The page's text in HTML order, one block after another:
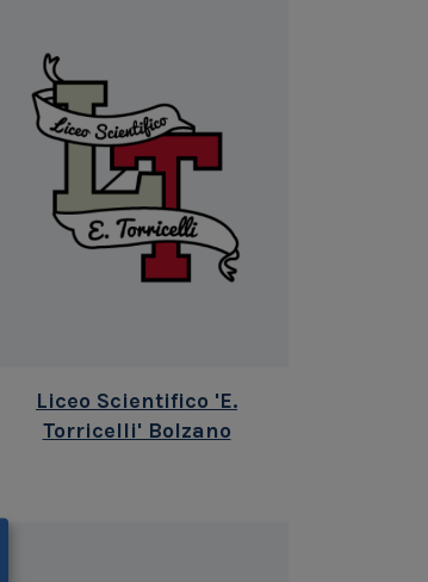
Liceo Scientifico 'E.
Torricelli' Bolzano